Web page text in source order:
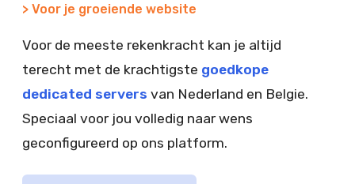
> Voor je groeiende website
Voor de meeste rekenkracht kan je altijd
terecht met de krachtigste goedkope
dedicated servers van Nederland en Belgie.
Speciaal voor jou volledig naar wens
geconfigureerd op ons platform.